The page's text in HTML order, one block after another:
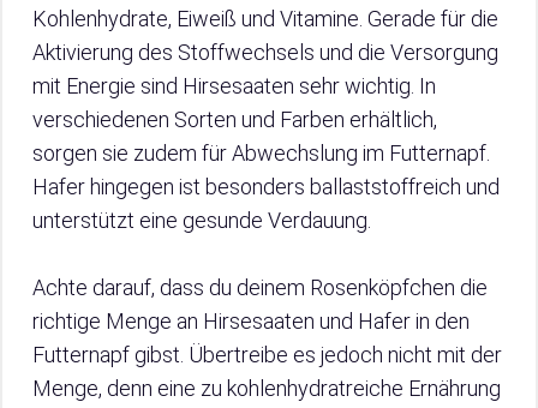
Kohlenhydrate, Eiweiß und Vitamine. Gerade für die
Aktivierung des Stoffwechsels und die Versorgung
mit Energie sind Hirsesaaten sehr wichtig. In
verschiedenen Sorten und Farben erhältlich,
sorgen sie zudem für Abwechslung im Futternapf.
Hafer hingegen ist besonders ballaststoffreich und
unterstützt eine gesunde Verdauung.
Achte darauf, dass du deinem Rosenköpfchen die
richtige Menge an Hirsesaaten und Hafer in den
Futternapf gibst. Übertreibe es jedoch nicht mit der
Menge, denn eine zu kohlenhydratreiche Ernährung